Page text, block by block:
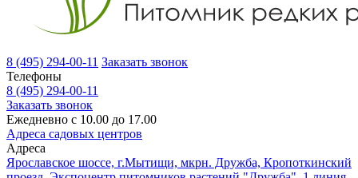
8 (495) 294-00-11 Заказать звонок
Телефоны
8 (495) 294-00-11
Заказать звонок
Ежедневно с 10.00 до 17.00
Адреса садовых центров
Адреса
Ярославское шоссе, г.Мытищи, мкрн. Дружба, Кропоткинский